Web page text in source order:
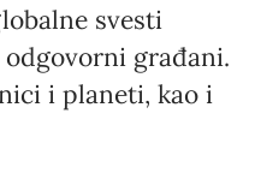
svesti
građani.
i planeti, kao i